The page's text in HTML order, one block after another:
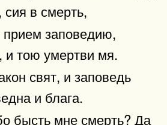
в смерть,
прием заповедию,
и тою умертви мя.
свят, и заповедь
и блага.
бысть мне смерть? Да